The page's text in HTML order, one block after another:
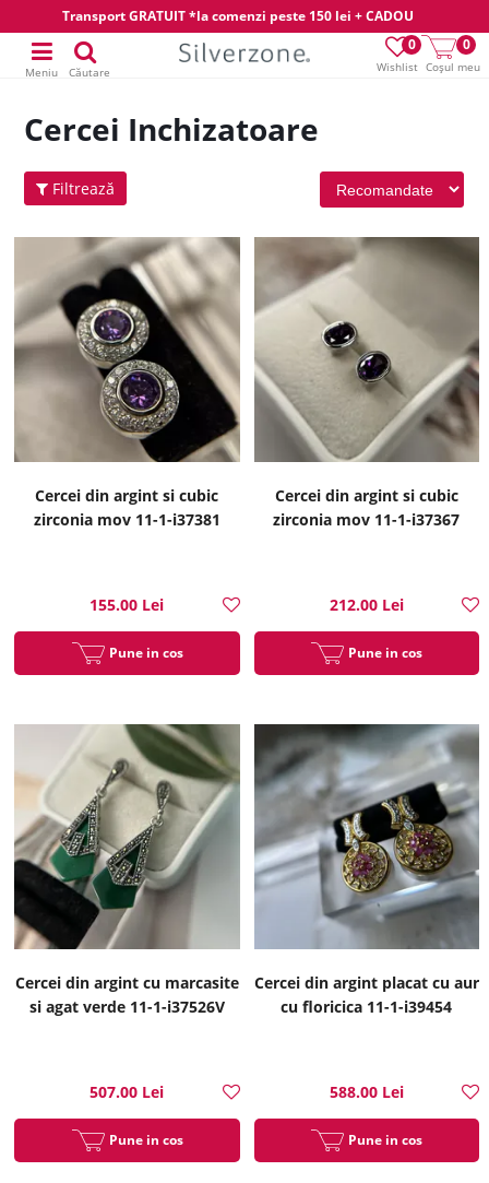
Transport GRATUIT *la comenzi peste 150 lei + CADOU
Wishlist
0
Coșul meu
0
Meniu Căutare
Cercei Inchizatoare
Filtrează
Cercei din argint si cubic
zirconia mov 11-1-i37381
155.00 Lei
Pune in cos
Cercei din argint si cubic
zirconia mov 11-1-i37367
212.00 Lei
Pune in cos
Cercei din argint cu marcasite
si agat verde 11-1-i37526V
507.00 Lei
Pune in cos
Cercei din argint placat cu aur
cu floricica 11-1-i39454
588.00 Lei
Pune in cos